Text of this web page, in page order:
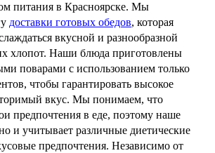
питания в Красноярске. Мы
доставки готовых обедов, которая
вкусной и разнообразной
хлопот. Наши блюда приготовлены
поварами с использованием только
чтобы гарантировать высокое
вкус. Мы понимаем, что
предпочтения в еде, поэтому наше
и учитывает различные диетические
предпочтения. Независимо от